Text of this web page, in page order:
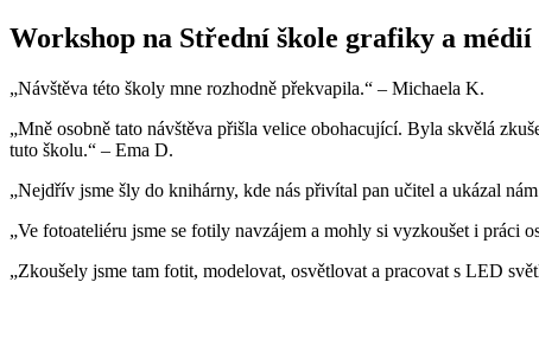
Workshop na Střední škole grafiky a médií
„Návštěva této školy mne rozhodně překvapila.“ – Michaela K.
„Mně osobně tato návštěva přišla velice obohacující. Byla skvělá
tuto školu.“ – Ema D.
„Nejdřív jsme šly do knihárny, kde nás přivítal pan učitel a ukázal
„Ve fotoateliéru jsme se fotily navzájem a mohly si vyzkoušet i práci
„Zkoušely jsme tam fotit, modelovat, osvětlovat a pracovat s LED